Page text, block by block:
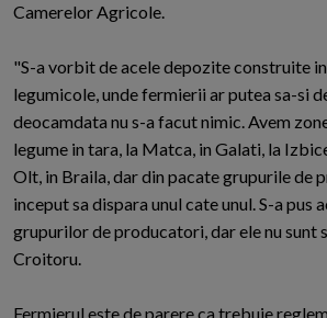
Camerelor Agricole.
"S-a vorbit de acele depozite construite
legumicole, unde fermierii ar putea sa-si
deocamdata nu s-a facut nimic. Avem
legume in tara, la Matca, in Galati, la
Olt, in Braila, dar din pacate grupurile de
inceput sa dispara unul cate unul. S-a pus
grupurilor de producatori, dar ele nu sunt
Croitoru.
Fermierul este de parere ca trebuie